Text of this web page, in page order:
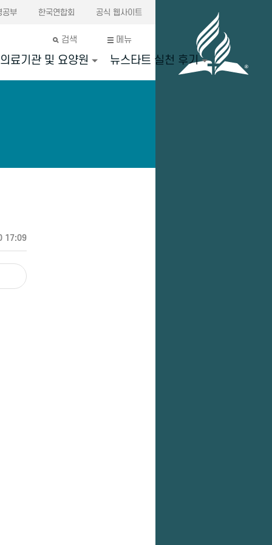
공부 한국연합회 공식 웹사이트
검색 메뉴
의료기관 및 요양원 뉴스타트 실천 후기
17:09